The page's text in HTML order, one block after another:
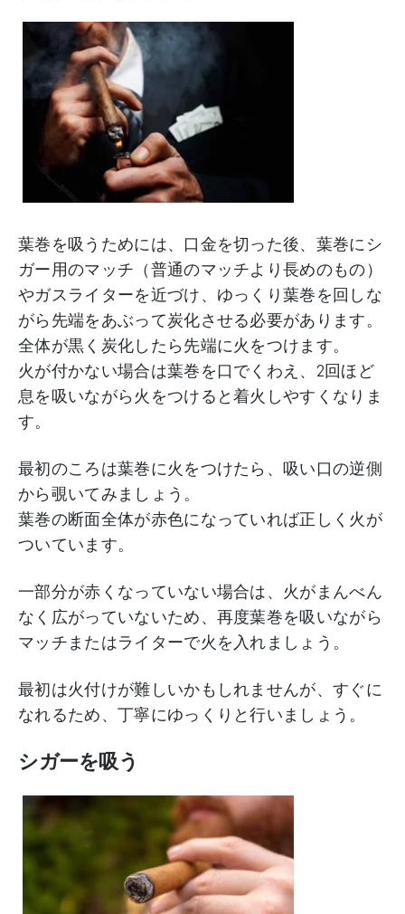
葉巻を吸うためには、口金を切った後、葉巻にシ
ガー用のマッチ（普通のマッチより長めのもの）
やガスライターを近づけ、ゆっくり葉巻を回しな
がら先端をあぶって炭化させる必要があります。
全体が黒く炭化したら先端に火をつけます。
火が付かない場合は葉巻を口でくわえ、2回ほど
息を吸いながら火をつけると着火しやすくなりま
す。
最初のころは葉巻に火をつけたら、吸い口の逆側
から覗いてみましょう。
葉巻の断面全体が赤色になっていれば正しく火が
ついています。
一部分が赤くなっていない場合は、火がまんべん
なく広がっていないため、再度葉巻を吸いながら
マッチまたはライターで火を入れましょう。
最初は火付けが難しいかもしれませんが、すぐに
なれるため、丁寧にゆっくりと行いましょう。
シガーを吸う